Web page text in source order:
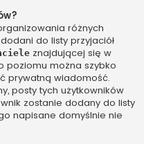
różnych
do listy przyjaciół
znajdującej się w
poziomu można szybko
prywatną wiadomość.
posty tych użytkowników
zostanie dodany do listy
napisane domyślnie nie